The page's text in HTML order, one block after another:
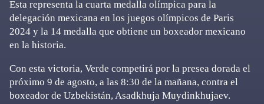
Esta representa la cuarta medalla olímpica para la
delegación mexicana en los juegos olímpicos de Paris
2024 y la 14 medalla que obtiene un boxeador mexicano
en la historia.
Con esta victoria, Verde competirá por la presea dorada el
próximo 9 de agosto, a las 8:30 de la mañana, contra el
boxeador de Uzbekistán, Asadkhuja Muydinkhujaev.